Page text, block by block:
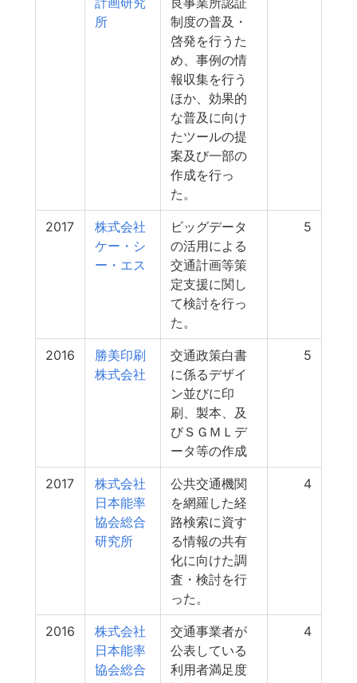
所
制度の普及・
啓発を行うた
め、事例の情
報収集を行う
ほか、効果的
な普及に向け
たツールの提
案及び一部の
作成を行っ
た。
2017
株式会社
ケー・シ
ー・エス
ビッグデータ
の活用による
交通計画等策
定支援に関し
て検討を行っ
た。
5
2016
勝美印刷
株式会社
交通政策白書
に係るデザイ
ン並びに印
刷、製本、及
びＳＧＭＬデ
ータ等の作成
5
2017
株式会社
日本能率
協会総合
研究所
公共交通機関
を網羅した経
路検索に資す
る情報の共有
化に向けた調
査・検討を行
った。
4
2016
株式会社
日本能率
協会総合
交通事業者が
公表している
利用者満足度
4